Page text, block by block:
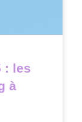
: les
à